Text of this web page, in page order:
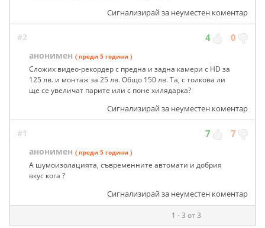
Сигнализирай за неуместен коментар
#2 4 0
анонимен ( преди 5 години )
Сложих видео-рекордер с предна и задна камери с HD за
125 лв. и монтаж за 25 лв. Общо 150 лв. Та, с толкова ли
ще се увеличат парите или с поне хилядарка?
Сигнализирай за неуместен коментар
#1 7 7
анонимен ( преди 5 години )
А шумоизолацията, съвременните автомати и добрия
вкус кога ?
Сигнализирай за неуместен коментар
1 - 3 от 3